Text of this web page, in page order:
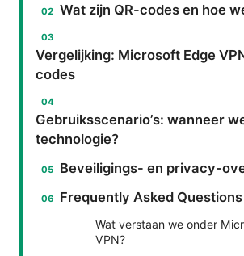
Wat zijn QR-codes en hoe
Vergelijking: Microsoft Edge
codes
Gebruiksscenario’s: wanneer
technologie?
Beveiligings- en privacy-
Frequently Asked Questions
Wat verstaan we onder
VPN?